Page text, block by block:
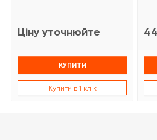
Ціну уточнюйте
КУПИТИ
Купити в 1 клік